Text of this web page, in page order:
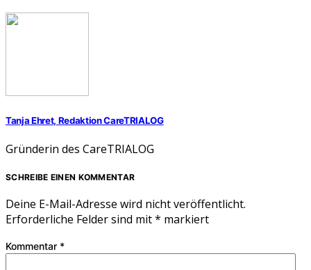
Tanja Ehret, Redaktion CareTRIALOG
Gründerin des CareTRIALOG
SCHREIBE EINEN KOMMENTAR
Deine E-Mail-Adresse wird nicht veröffentlicht.
Erforderliche Felder sind mit* markiert
Kommentar *